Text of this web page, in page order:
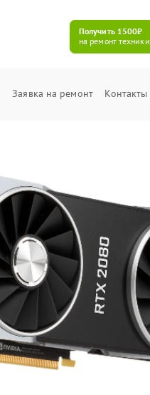
Получить 1500₽
на ремонт техники
Заявка на ремонт Контакты